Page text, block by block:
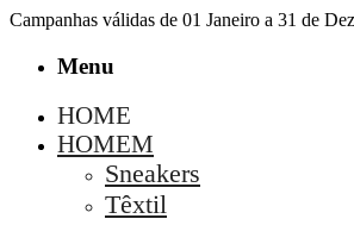
Campanhas válidas de 01 Janeiro a 31 de
Menu
HOME
HOMEM
Sneakers
Têxtil